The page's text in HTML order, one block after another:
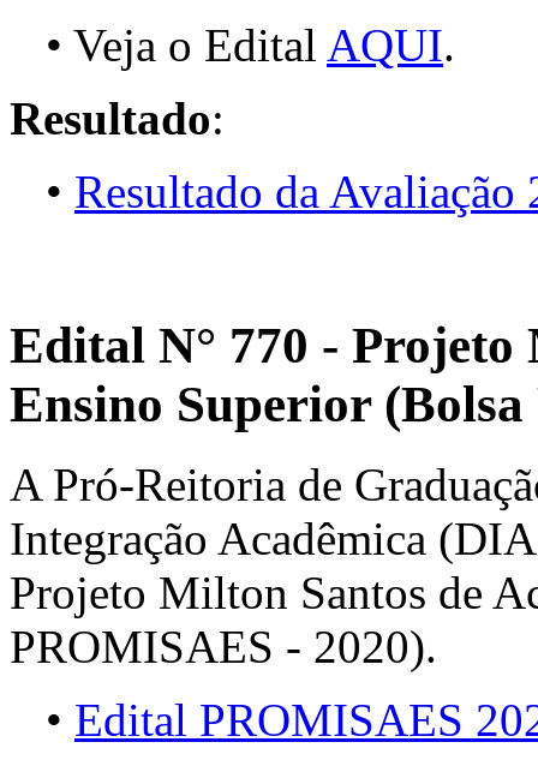
• Veja o Edital AQUI.
Resultado:
• Resultado da Avaliação
Edital N° 770 - Projeto
Ensino Superior
A Pró-Reitoria de
Integração Acadêmica
Projeto Milton Santos de
PROMISAES - 2020).
• Edital PROMISAES